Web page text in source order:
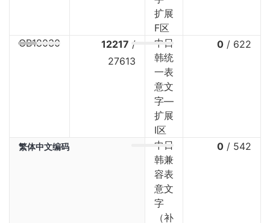
扩展
F区
GB18030
12217 /
27613
中日
韩统
一表
意文
字—
扩展
I区
0 / 622
繁体中文编码
中日
韩兼
容表
意文
字
（补
0 / 542